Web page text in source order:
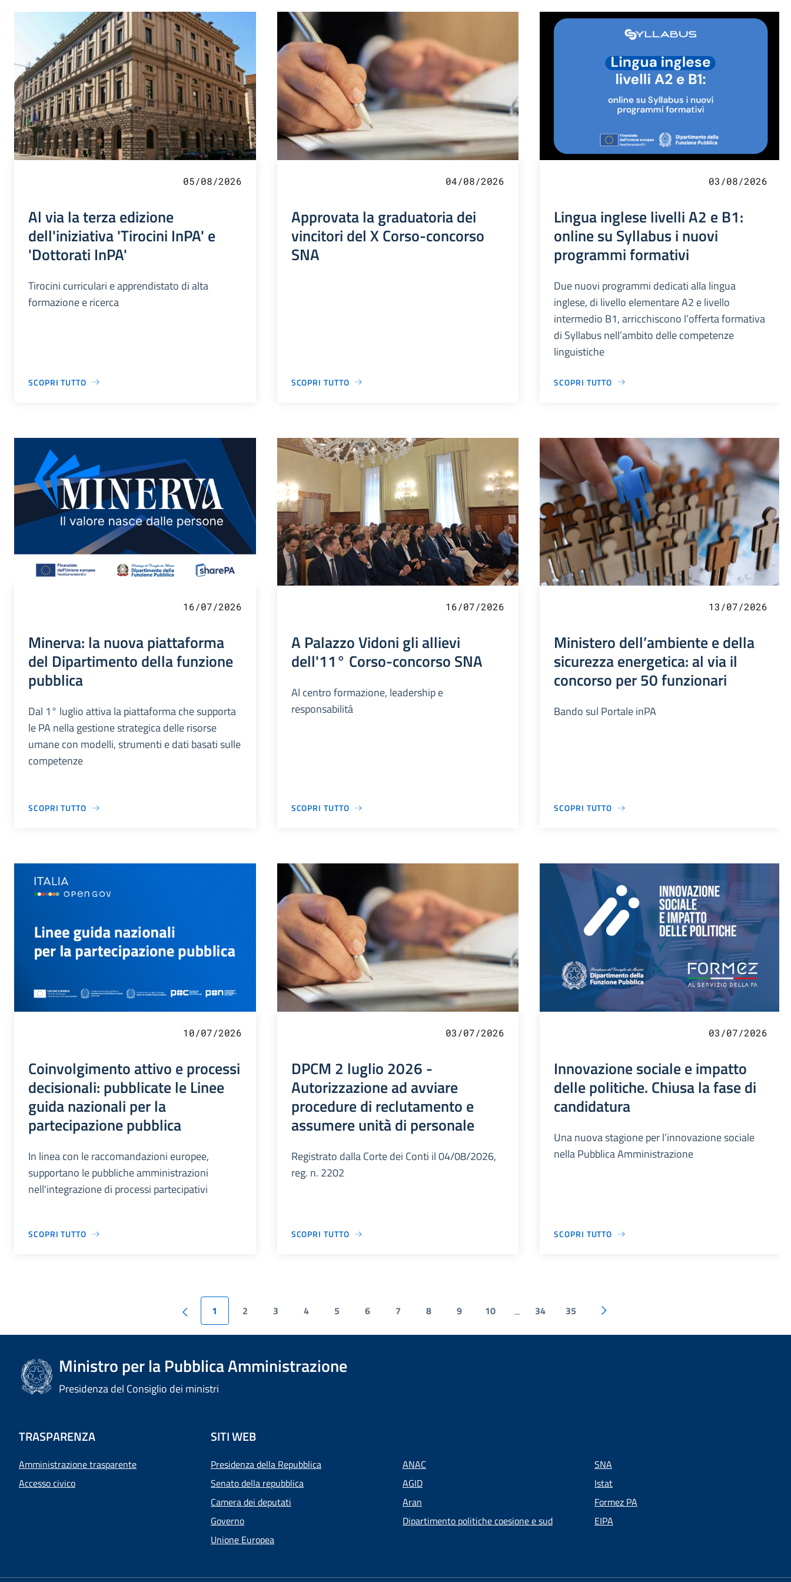
05/08/2026
Al via la terza edizione
dell'iniziativa 'Tirocini InPA' e
'Dottorati InPA'
Tirocini curriculari e apprendistato di alta
formazione e ricerca
SCOPRI TUTTO
04/08/2026
Approvata la graduatoria dei
vincitori del X Corso-concorso
SNA
SCOPRI TUTTO
03/08/2026
Lingua inglese livelli A2 e B1:
online su Syllabus i nuovi
programmi formativi
Due nuovi programmi dedicati alla lingua
inglese, di livello elementare A2 e livello
intermedio B1, arricchiscono l’offerta formativa
di Syllabus nell’ambito delle competenze
linguistiche
SCOPRI TUTTO
16/07/2026
Minerva: la nuova piattaforma
del Dipartimento della funzione
pubblica
Dal 1° luglio attiva la piattaforma che supporta
le PA nella gestione strategica delle risorse
umane con modelli, strumenti e dati basati sulle
competenze
SCOPRI TUTTO
16/07/2026
A Palazzo Vidoni gli allievi
dell'11° Corso-concorso SNA
Al centro formazione, leadership e
responsabilità
SCOPRI TUTTO
13/07/2026
Ministero dell’ambiente e della
sicurezza energetica: al via il
concorso per 50 funzionari
Bando sul Portale inPA
SCOPRI TUTTO
10/07/2026
Coinvolgimento attivo e processi
decisionali: pubblicate le Linee
guida nazionali per la
partecipazione pubblica
In linea con le raccomandazioni europee,
supportano le pubbliche amministrazioni
nell'integrazione di processi partecipativi
SCOPRI TUTTO
03/07/2026
DPCM 2 luglio 2026 -
Autorizzazione ad avviare
procedure di reclutamento e
assumere unità di personale
Registrato dalla Corte dei Conti il 04/08/2026,
reg. n. 2202
SCOPRI TUTTO
03/07/2026
Innovazione sociale e impatto
delle politiche. Chiusa la fase di
candidatura
Una nuova stagione per l’innovazione sociale
nella Pubblica Amministrazione
SCOPRI TUTTO
1 2 3 4 5 6 7 8 9 10 ... 34 35
Ministro per la Pubblica Amministrazione
Presidenza del Consiglio dei ministri
TRASPARENZA
Amministrazione trasparente
Accesso civico
SITI WEB
Presidenza della Repubblica
Senato della repubblica
Camera dei deputati
Governo
Unione Europea
ANAC
AGID
Aran
Dipartimento politiche coesione e sud
SNA
Istat
Formez PA
EIPA